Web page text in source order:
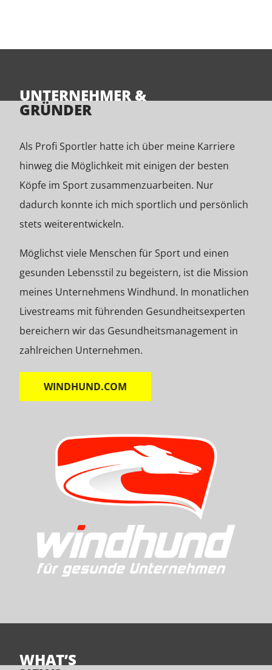
UNTERNEHMER &
GRÜNDER
Als Profi Sportler hatte ich über meine Karriere
hinweg die Möglichkeit mit einigen der besten
Köpfe im Sport zusammenzuarbeiten. Nur
dadurch konnte ich mich sportlich und persönlich
stets weiterentwickeln.
Möglichst viele Menschen für Sport und einen
gesunden Lebensstil zu begeistern, ist die Mission
meines Unternehmens Windhund. In monatlichen
Livestreams mit führenden Gesundheitsexperten
bereichern wir das Gesundheitsmanagement in
zahlreichen Unternehmen.
WINDHUND.COM
WHAT’S